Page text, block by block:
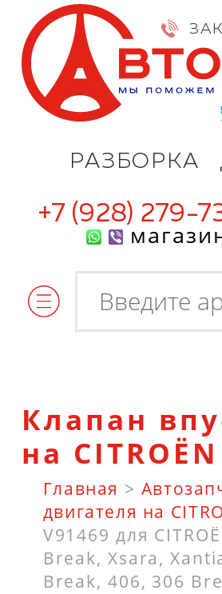
РАЗБОРКА
+7 (928) 279-
Клапан
на CITROËN
Главная >
двигателя на
V91469 для
Break, Xsara,
Break, 406, 306